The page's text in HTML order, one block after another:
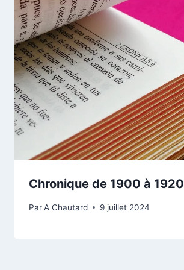
Chronique de 1900 à 1920
ParA Chautard 9 juillet 2024